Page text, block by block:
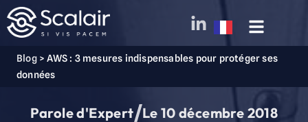
Blog>AWS : 3 mesures indispensables pour protéger ses
données
Parole d'Expert Le 10 décembre 2018